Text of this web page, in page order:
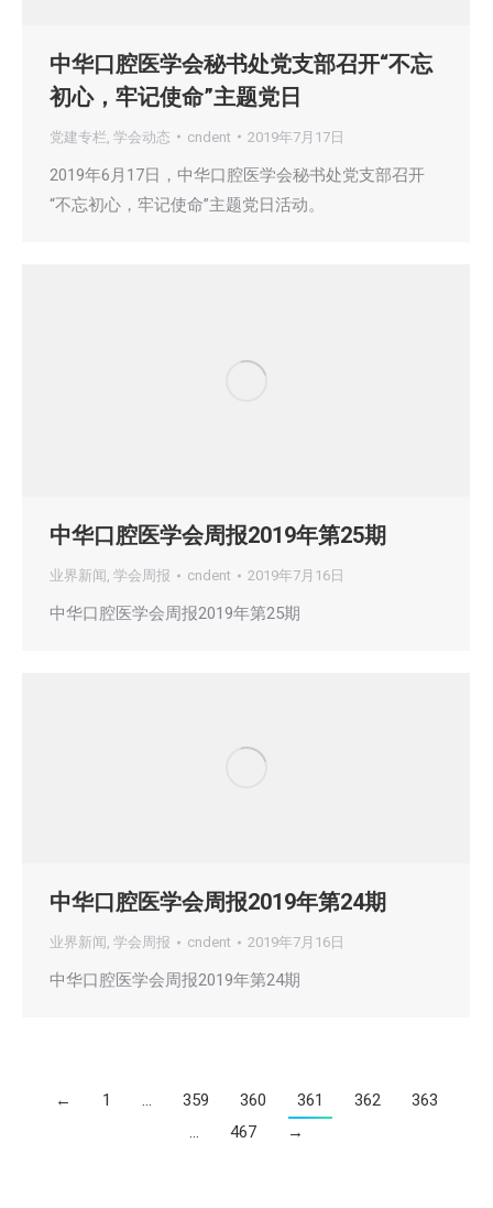
中华口腔医学会秘书处党支部召开“不忘
初心，牢记使命”主题党日
党建专栏 学会动态 cndent 2019年7月17日
2019年6月17日，中华口腔医学会秘书处党支部召开
“不忘初心，牢记使命”主题党日活动。
中华口腔医学会周报2019年第25期
业界新闻 , 学会周报 cndent 2019年7月16日
中华口腔医学会周报2019年第25期
中华口腔医学会周报2019年第24期
业界新闻 , 学会周报 cndent 2019年7月16日
中华口腔医学会周报2019年第24期
← 1 359 360 361 362
363
467 →